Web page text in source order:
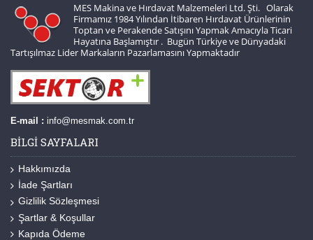
MES Makina ve Hırdavat Malzemeleri Ltd. Şti. Olarak
Firmamız 1984 Yılından İtibaren Hırdavat Ürünlerinin
Toptan ve Perakende Satışını Yapmak Amacıyla Ticari
Hayatına Başlamıştır . Bugün Türkiye ve Dünyadaki
Tartışılmaz Lider Markaların Pazarlamasını Yapmaktadır
E-mail : info@mesmak.com.tr
BILGI SAYFALARI
Hakkımızda
İade Şartları
Gizlilik Sözleşmesi
Şartlar & Koşullar
Kapıda Ödeme